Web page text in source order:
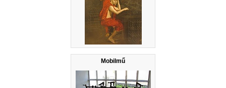
Mobilmű